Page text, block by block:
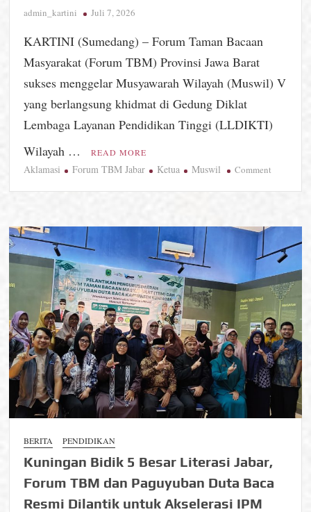
admin_kartini Juli 7, 2026
KARTINI (Sumedang) – Forum Taman Bacaan
Masyarakat (Forum TBM) Provinsi Jawa Barat
sukses menggelar Musyawarah Wilayah (Muswil) V
yang berlangsung khidmat di Gedung Diklat
Lembaga Layanan Pendidikan Tinggi (LLDIKTI)
Wilayah …
READ MORE
Aklamasi Forum TBM Jabar Ketua Muswil Comment
TBM
Jabar,
Iful
Saefuloh
Terpilih
Aklamasi,
Siap
Akselerasi
Budaya
Literasi
Berbasis
Digital
BERITA PENDIDIKAN
Kuningan Bidik 5 Besar Literasi Jabar,
Forum TBM dan Paguyuban Duta Baca
Resmi Dilantik untuk Akselerasi IPM